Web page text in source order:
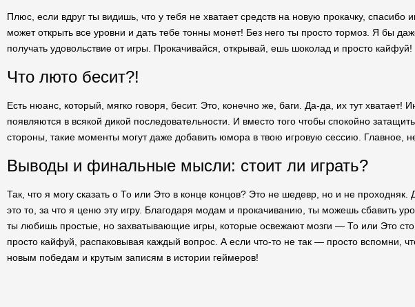
Плюс, если вдруг ты видишь, что у тебя не хватает средств на новую прокачку,
может открыть все уровни и дать тебе тонны монет! Без него ты просто тормоз. Я бы
получать удовольствие от игры. Прокачивайся, открывай, ешь шоколад и просто кайфуй!
Что люто бесит?!
Есть нюанс, который, мягко говоря, бесит. Это, конечно же, баги. Да-да, их тут хватает!
появляются в всякой дикой последовательности. И вместо того чтобы спокойно
стороны, такие моменты могут даже добавить юмора в твою игровую сессию. Главное,
Выводы и финальные мысли: стоит ли играть?
Так, что я могу сказать о То или Это в конце концов? Это не шедевр, но и не
это то, за что я ценю эту игру. Благодаря модам и прокачиванию, ты можешь сбавить
ты любишь простые, но захватывающие игры, которые освежают мозги — То или Это
просто кайфуй, распаковывая каждый вопрос. А если что-то не так — просто вспомни,
новым победам и крутым записям в истории геймеров!